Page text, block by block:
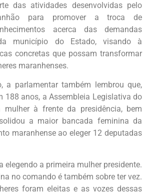
das atividades desenvolvidas pelo
para promover a troca de
acerca das demandas
município do Estado, visando à
concretas que possam transformar
maranhenses.
a parlamentar também lembrou que,
188 anos, a Assembleia Legislativa do
mulher à frente da presidência, bem
a maior bancada feminina da
maranhense ao eleger 12 deputadas
elegendo a primeira mulher presidente.
no comando é também sobre ter vez.
foram eleitas e as vozes dessas